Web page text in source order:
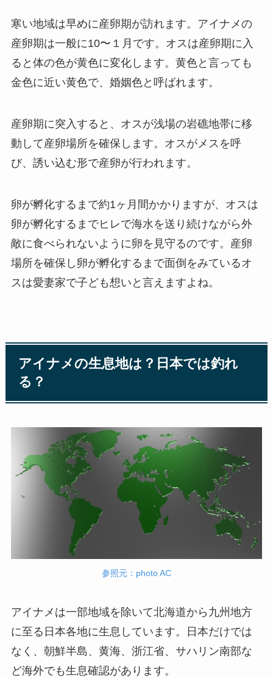
寒い地域は早めに産卵期が訪れます。アイナメの
産卵期は一般に10〜１月です。オスは産卵期に入
ると体の色が黄色に変化します。黄色と言っても
金色に近い黄色で、婚姻色と呼ばれます。
産卵期に突入すると、オスが浅場の岩礁地帯に移
動して産卵場所を確保します。オスがメスを呼
び、誘い込む形で産卵が行われます。
卵が孵化するまで約1ヶ月間かかりますが、オスは
卵が孵化するまでヒレで海水を送り続けながら外
敵に食べられないように卵を見守るのです。産卵
場所を確保し卵が孵化するまで面倒をみているオ
スは愛妻家で子ども想いと言えますよね。
アイナメの生息地は？日本では釣れ
る？
参照元：photo AC
アイナメは一部地域を除いて北海道から九州地方
に至る日本各地に生息しています。日本だけでは
なく、朝鮮半島、黄海、浙江省、サハリン南部な
ど海外でも生息確認があります。